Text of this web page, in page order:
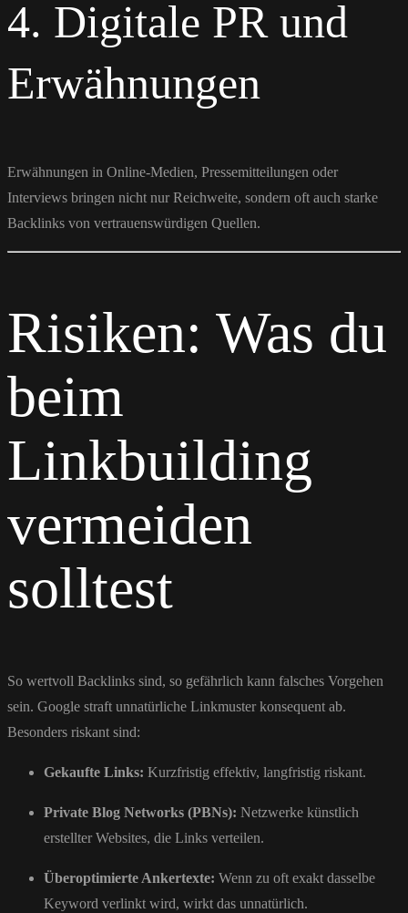
4. Digitale PR und
Erwähnungen
Erwähnungen in Online-Medien, Pressemitteilungen oder
Interviews bringen nicht nur Reichweite, sondern oft auch starke
Backlinks von vertrauenswürdigen Quellen.
Risiken: Was du
beim
Linkbuilding
vermeiden
solltest
So wertvoll Backlinks sind, so gefährlich kann falsches Vorgehen
sein. Google straft unnatürliche Linkmuster konsequent ab.
Besonders riskant sind:
Gekaufte Links: Kurzfristig effektiv, langfristig riskant.
Private Blog Networks (PBNs): Netzwerke künstlich
erstellter Websites, die Links verteilen.
Überoptimierte Ankertexte: Wenn zu oft exakt dasselbe
Keyword verlinkt wird, wirkt das unnatürlich.